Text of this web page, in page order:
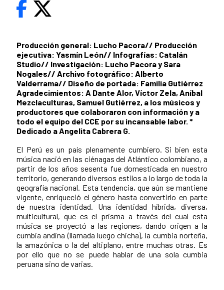
Producción general: Lucho Pacora// Producción
ejecutiva: Yasmín León// Infografías: Catalán
Studio// Investigación: Lucho Pacora y Sara
Nogales// Archivo fotográfico: Alberto
Valderrama// Diseño de portada: Familia Gutiérrez
Agradecimientos: A Dante Alor, Víctor Zela, Aníbal
Mezclaculturas, Samuel Gutiérrez, a los músicos y
productores que colaboraron con información y a
todo el equipo del CCE por su incansable labor. *
Dedicado a Angelita Cabrera G.
El Perú es un país plenamente cumbiero. Si bien esta
música nació en las ciénagas del Atlántico colombiano, a
partir de los años sesenta fue domesticada en nuestro
territorio, generando diversos estilos a lo largo de toda la
geografía nacional. Esta tendencia, que aún se mantiene
vigente, enriqueció el género hasta convertirlo en parte
de nuestra identidad. Una identidad híbrida, diversa,
multicultural, que es el prisma a través del cual esta
música se proyectó a las regiones, dando origen a la
cumbia andina (llamada luego chicha), la cumbia norteña,
la amazónica o la del altiplano, entre muchas otras. Es
por ello que no se puede hablar de una sola cumbia
peruana sino de varias.